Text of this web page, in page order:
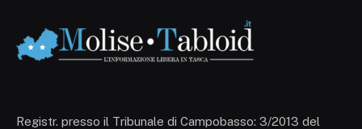
Registr. presso il Tribunale di Campobasso: 3/2013 del